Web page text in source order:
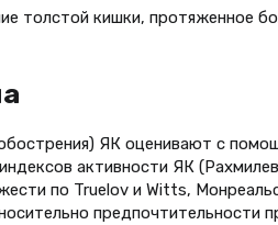
толстой кишки, протяженное
ЯК оценивают с
активности ЯК
по Truelov и Witts,
предпочтительности